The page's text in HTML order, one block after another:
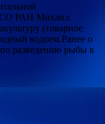
СО РАН Михаил
(товарное
водоем.Ранее о
по разведению рыбы в